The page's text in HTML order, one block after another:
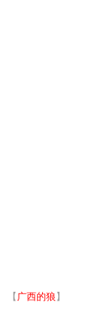
【 广西的狼 】